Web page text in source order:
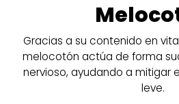
Gracias a su contenido en
melocotón actúa de forma
nervioso, ayudando a mitigar
leve.